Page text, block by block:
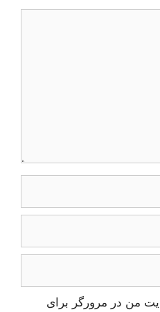
من در مرورگر برای